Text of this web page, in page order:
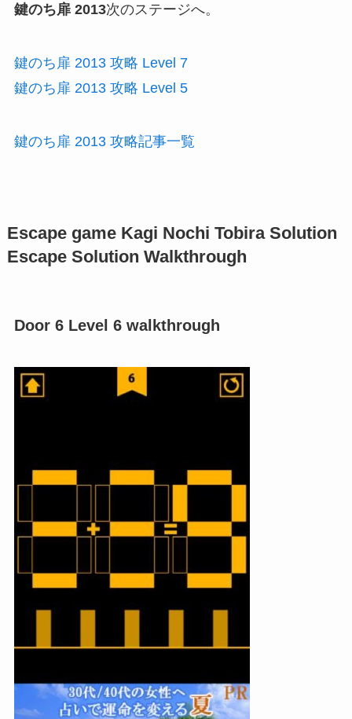
鍵のち扉 2013次のステージへ。
鍵のち扉 2013 攻略 Level 7
鍵のち扉 2013 攻略 Level 5
鍵のち扉 2013 攻略記事一覧
Escape game Kagi Nochi Tobira Solution
Escape Solution Walkthrough
Door 6 Level 6 walkthrough